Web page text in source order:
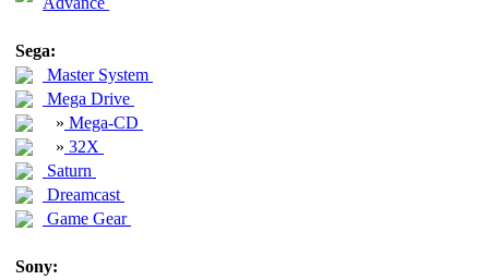
Sega:
Master System
Mega Drive
» Mega-CD
» 32X
Saturn
Dreamcast
Game Gear
Sony: